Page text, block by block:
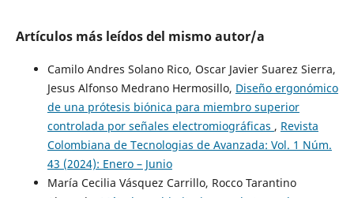
Artículos más leídos del mismo autor/a
Camilo Andres Solano Rico, Oscar Javier Suarez Sierra,
Jesus Alfonso Medrano Hermosillo, Diseño ergonómico
de una prótesis biónica para miembro superior
controlada por señales electromiográficas , Revista
Colombiana de Tecnologias de Avanzada: Vol. 1 Núm.
43 (2024): Enero – Junio
María Cecilia Vásquez Carrillo, Rocco Tarantino